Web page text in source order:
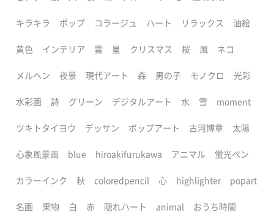
キラキラ ポップ コラージュ ハート リラックス 油絵
黄色 インテリア 雲 星 クリスマス 桜 風 ネコ
メルヘン 夜景 現代アート 森 男の子 モノクロ 光彩
水彩画 詩 グリーン デジタルアート 水 雪 moment
ツキトタイヨウ デッサン ポップアート 古河博章 太陽
心象風景画 blue hiroakifurukawa アニマル 蛍光ペン
カラーインク 秋 coloredpencil 心 highlighter popart
名画 果物 白 赤 隠れハート animal おうち時間